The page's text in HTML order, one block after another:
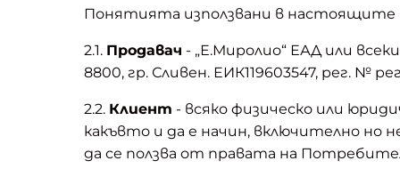
Понятията използвани в настоящите
2.1. Продавач - „Е.Миролио“ ЕАД или
8800, гр. Сливен. ЕИК119603547, рег. №
2.2. Клиент - всяко физическо или
какъвто и да е начин, включително но
да се ползва от правата на